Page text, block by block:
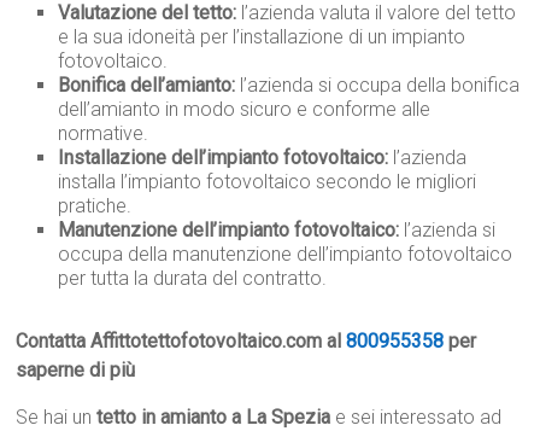
Valutazione del tetto: l’azienda valuta il valore del tetto
e la sua idoneità per l’installazione di un impianto
fotovoltaico.
Bonifica dell’amianto: l’azienda si occupa della bonifica
dell’amianto in modo sicuro e conforme alle
normative.
Installazione dell’impianto fotovoltaico: l’azienda
installa l’impianto fotovoltaico secondo le migliori
pratiche.
Manutenzione dell’impianto fotovoltaico: l’azienda si
occupa della manutenzione dell’impianto fotovoltaico
per tutta la durata del contratto.
Contatta Affittotettofotovoltaico.com al800955358 per
saperne di più
Se hai untetto in amianto a La Spezia e sei interessato ad